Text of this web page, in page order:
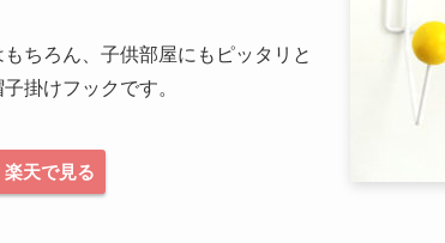
ちろん、子供部屋にもピッタリと
掛けフックです。
楽天で見る